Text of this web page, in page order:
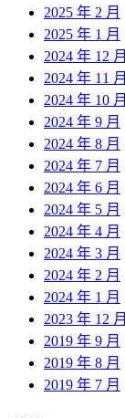
2025 年 2 月
2025 年 1 月
2024 年 12 月
2024 年 11 月
2024 年 10 月
2024 年 9 月
2024 年 8 月
2024 年 7 月
2024 年 6 月
2024 年 5 月
2024 年 4 月
2024 年 3 月
2024 年 2 月
2024 年 1 月
2023 年 12 月
2019 年 9 月
2019 年 8 月
2019 年 7 月